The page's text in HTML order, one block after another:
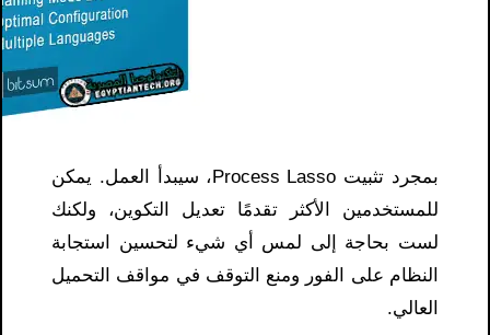
بمجرد تثبيت Process Lasso، سيبدأ العمل. يمكن
للمستخدمين الأكثر تقدمًا تعديل التكوين، ولكنك
لست بحاجة إلى لمس أي شيء لتحسين استجابة
النظام على الفور ومنع التوقف في مواقف التحميل
العالي.